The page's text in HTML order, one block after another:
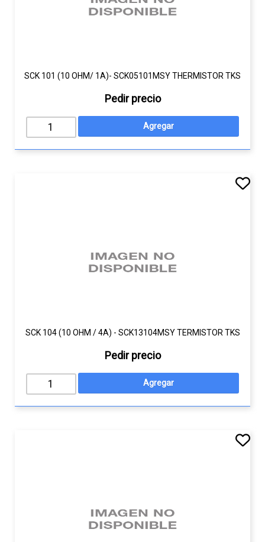
SCK 101 (10 OHM/ 1A)- SCK05101MSY THERMISTOR TKS
Pedir precio
SCK 104 (10 OHM / 4A) - SCK13104MSY TERMISTOR TKS
Pedir precio